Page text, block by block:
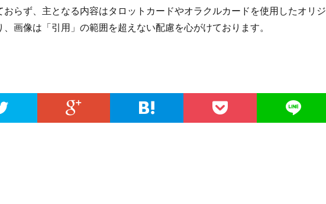
らず、主となる内容はタロットカードやオラクルカードを使用したオリジ
画像は「引用」の範囲を超えない配慮を心がけております。